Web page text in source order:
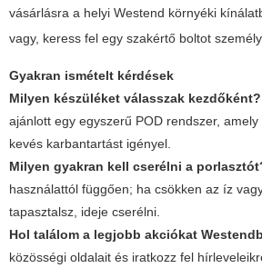
vásárlásra a helyi Westend környéki
vagy, keress fel egy szakértő boltot
Gyakran ismételt kérdések
Milyen készüléket válasszak kezdőként?
ajánlott egy egyszerű POD rendszer,
kevés karbantartást igényel.
Milyen gyakran kell cserélni a
használattól függően; ha csökken az íz
tapasztalsz, ideje cserélni.
Hol találom a legjobb akciókat
közösségi oldalait és iratkozz fel